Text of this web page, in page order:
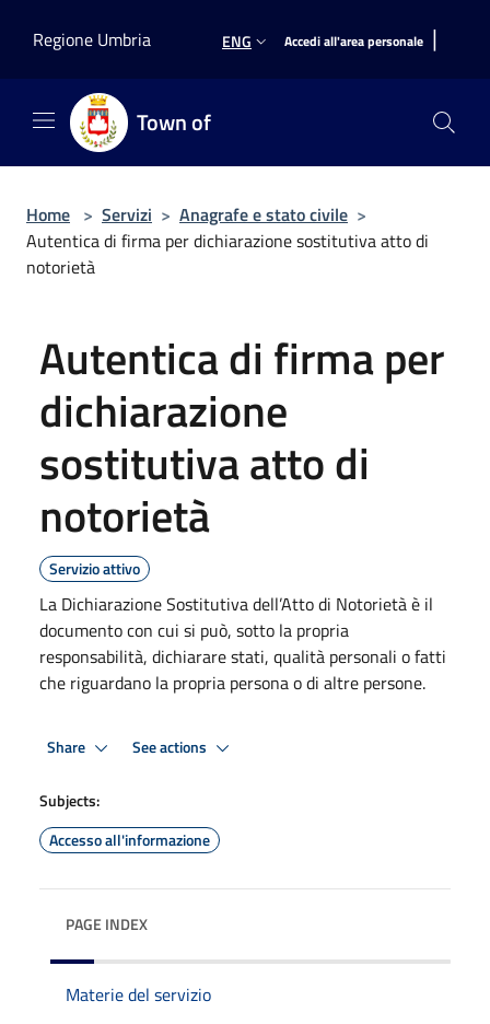
Regione Umbria
ENG Accedi all'area personale |
Town of
Home > Servizi > Anagrafe e stato civile >
Autentica di firma per dichiarazione sostitutiva atto di
notorietà
Autentica di firma per
dichiarazione
sostitutiva atto di
notorietà
Servizio attivo
La Dichiarazione Sostitutiva dell’Atto di Notorietà è il
documento con cui si può, sotto la propria
responsabilità, dichiarare stati, qualità personali o fatti
che riguardano la propria persona o di altre persone.
Share See actions
Subjects:
Accesso all'informazione
PAGE INDEX
Materie del servizio